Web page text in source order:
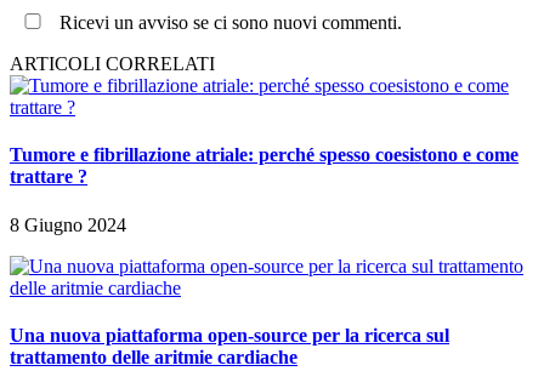
Ricevi un avviso se ci sono nuovi commenti.
ARTICOLI CORRELATI
Tumore e fibrillazione atriale: perché spesso coesistono e come
trattare ?
8 Giugno 2024
Una nuova piattaforma open-source per la ricerca sul
trattamento delle aritmie cardiache